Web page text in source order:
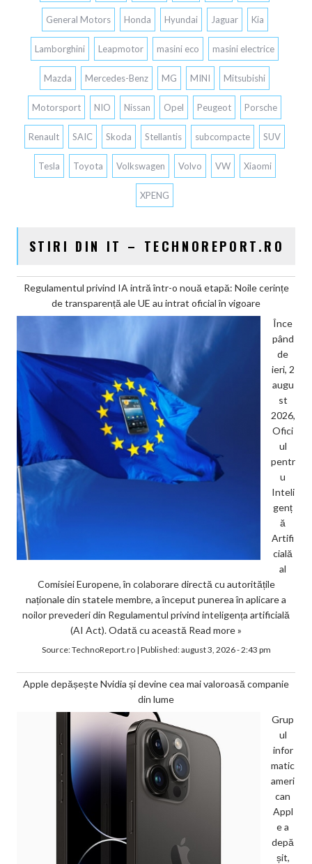
General Motors Honda Hyundai Jaguar Kia
Lamborghini Leapmotor masini eco masini electrice
Mazda Mercedes-Benz MG MINI Mitsubishi
Motorsport NIO Nissan Opel Peugeot Porsche
Renault SAIC Skoda Stellantis subcompacte SUV
Tesla Toyota Volkswagen Volvo VW Xiaomi
XPENG
STIRI DIN IT – TECHNOREPORT.RO
Regulamentul privind IA intră într-o nouă etapă: Noile cerințe
de transparență ale UE au intrat oficial în vigoare
Înce
pând
de
ieri, 2
augu
st
2026,
Ofici
ul
pentr
u
Inteli
genț
ă
Artifi
cială
al
Comisiei Europene, în colaborare directă cu autoritățile
naționale din statele membre, a început punerea în aplicare a
noilor prevederi din Regulamentul privind inteligența artificială
(AI Act). Odată cu această Read more »
Source:TechnoReport.ro| Published:august 3, 2026 - 2:43 pm
Apple depășește Nvidia și devine cea mai valoroasă companie
din lume
Grup
ul
infor
matic
ameri
can
Appl
e a
depă
șit,